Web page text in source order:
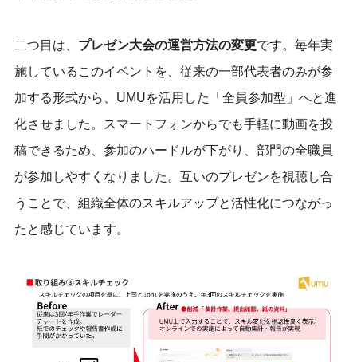
二つ目は、 プレゼン大会の運営方法の変更です。毎年実
施しているこのイベントを、従来の一部代表者のみが参
加する形式から、UMUを活用した「全員参加型」へと進
化させました。スマートフォンからでも手軽に動画を投
稿できるため、参加のハードルが下がり、部門の全職員
が参加しやすくなりました。互いのプレゼンを視聴し合
うことで、組織全体のスキルアップと活性化につながっ
た と感じています。